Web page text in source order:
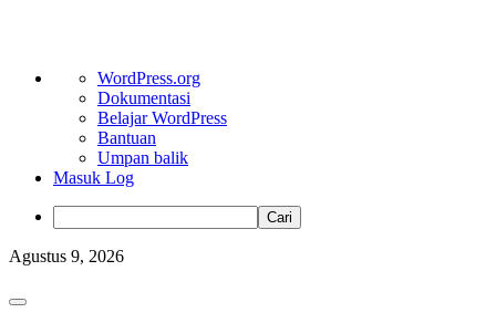
Tentang
WordPress
WordPress.org
Dokumentasi
Belajar WordPress
Bantuan
Umpan balik
Masuk Log
Cari
Skip
content
Agustus 9, 2026
Primary